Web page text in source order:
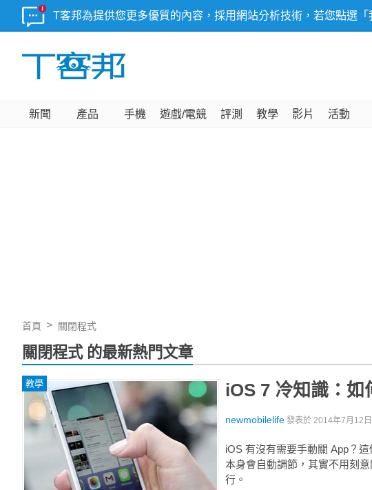
T客邦為提供您更多優質的內容，採用網站分析技術，若您點選
新聞 產品 手機 遊戲/電競 評測 教學 影片 活動
首頁 關閉程式
關閉程式 的最新熱門文章
教學 iOS 7 冷知識：如
newmobilelife 發表於 2014年7月12
iOS 有沒有需要手動關 App？
本身會自動調節，其實不用刻
行。